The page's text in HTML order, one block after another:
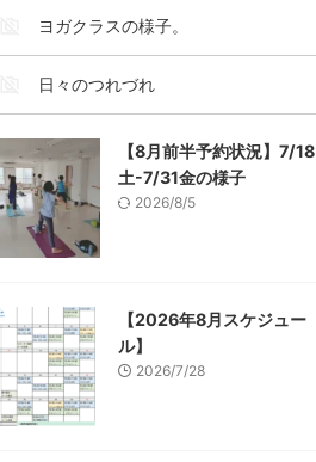
ヨガクラスの様子。
日々のつれづれ
【8月前半予約状況】7/18
土-7/31金の様子
2026/8/5
【2026年8月スケジュー
ル】
2026/7/28